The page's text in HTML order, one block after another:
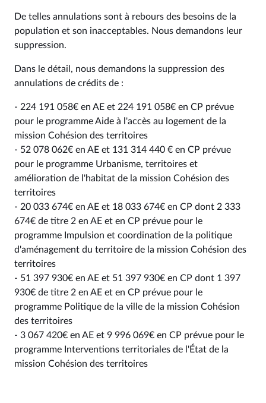
De telles annulations sont à rebours des besoins de la
population et son inacceptables. Nous demandons leur
suppression.
Dans le détail, nous demandons la suppression des
annulations de crédits de :
- 224 191 058€ en AE et 224 191 058€ en CP prévue
pour le programme Aide à l'accès au logement de la
mission Cohésion des territoires
- 52 078 062€ en AE et 131 314 440 € en CP prévue
pour le programme Urbanisme, territoires et
amélioration de l'habitat de la mission Cohésion des
territoires
- 20 033 674€ en AE et 18 033 674€ en CP dont 2 333
674€ de titre 2 en AE et en CP prévue pour le
programme Impulsion et coordination de la politique
d'aménagement du territoire de la mission Cohésion des
territoires
- 51 397 930€ en AE et 51 397 930€ en CP dont 1 397
930€ de titre 2 en AE et en CP prévue pour le
programme Politique de la ville de la mission Cohésion
des territoires
- 3 067 420€ en AE et 9 996 069€ en CP prévue pour le
programme Interventions territoriales de l'État de la
mission Cohésion des territoires